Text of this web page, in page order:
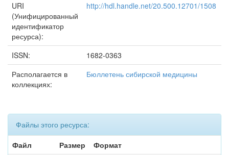
URI
(Унифицированный
идентификатор
ресурса):
http://hdl.handle.net/20.500.12701/1508
ISSN:
1682-0363
Располагается в
коллекциях:
Бюллетень сибирской медицины
Файлы этого ресурса:
Файл
Размер
Формат